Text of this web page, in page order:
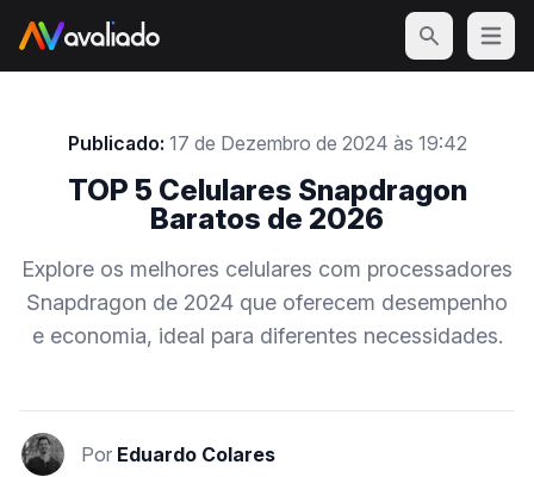
Open
Publicado: 17 de Dezembro de 2024 às 19:42
TOP 5 Celulares Snapdragon
Baratos de 2026
Explore os melhores celulares com processadores
Snapdragon de 2024 que oferecem desempenho
e economia, ideal para diferentes necessidades.
Por Eduardo Colares